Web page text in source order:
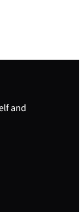
and